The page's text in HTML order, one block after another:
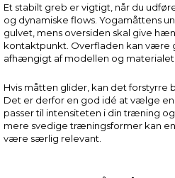
Et stabilt greb er vigtigt, når du
og dynamiske flows. Yogamåttens
gulvet, mens oversiden skal give
kontaktpunkt. Overfladen kan være
afhængigt af modellen og materialet.
Hvis måtten glider, kan det forstyrre
Det er derfor en god idé at vælge
passer til intensiteten i din træning
mere svedige træningsformer kan
være særlig relevant.